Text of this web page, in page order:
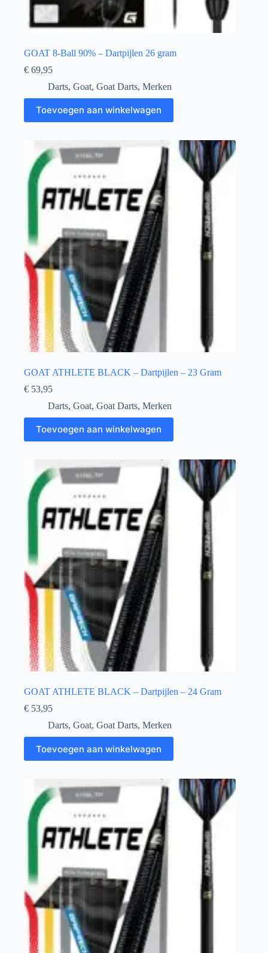
GOAT 8-Ball 90% – Dartpijlen 26 gram
€ 69,95
Darts, Goat, Goat Darts, Merken
Toevoegen aan winkelwagen
GOAT ATHLETE BLACK – Dartpijlen – 23 Gram
€ 53,95
Darts, Goat, Goat Darts, Merken
Toevoegen aan winkelwagen
GOAT ATHLETE BLACK – Dartpijlen – 24 Gram
€ 53,95
Darts, Goat, Goat Darts, Merken
Toevoegen aan winkelwagen